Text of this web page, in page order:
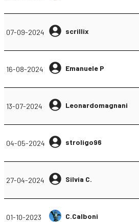
07-09-2024 scrillix
16-08-2024 Emanuele P
13-07-2024 Leonardomagnani
04-05-2024 stroligo96
27-04-2024 Silvia C.
01-10-2023 C.Calboni